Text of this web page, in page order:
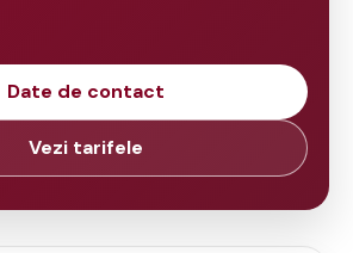
Date de contact
Vezi tarifele